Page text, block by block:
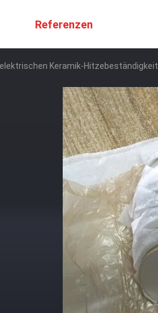
Referenzen
Keramik-Hitzebeständigkeit